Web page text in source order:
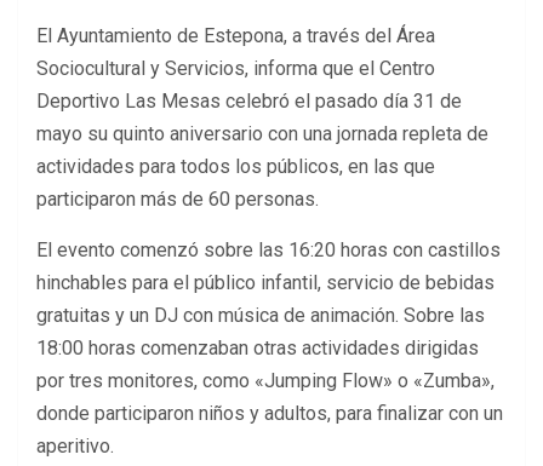
El Ayuntamiento de Estepona, a través del Área
Sociocultural y Servicios, informa que el Centro
Deportivo Las Mesas celebró el pasado día 31 de
mayo su quinto aniversario con una jornada repleta de
actividades para todos los públicos, en las que
participaron más de 60 personas.
El evento comenzó sobre las 16:20 horas con castillos
hinchables para el público infantil, servicio de bebidas
gratuitas y un DJ con música de animación. Sobre las
18:00 horas comenzaban otras actividades dirigidas
por tres monitores, como «Jumping Flow» o «Zumba»,
donde participaron niños y adultos, para finalizar con un
aperitivo.